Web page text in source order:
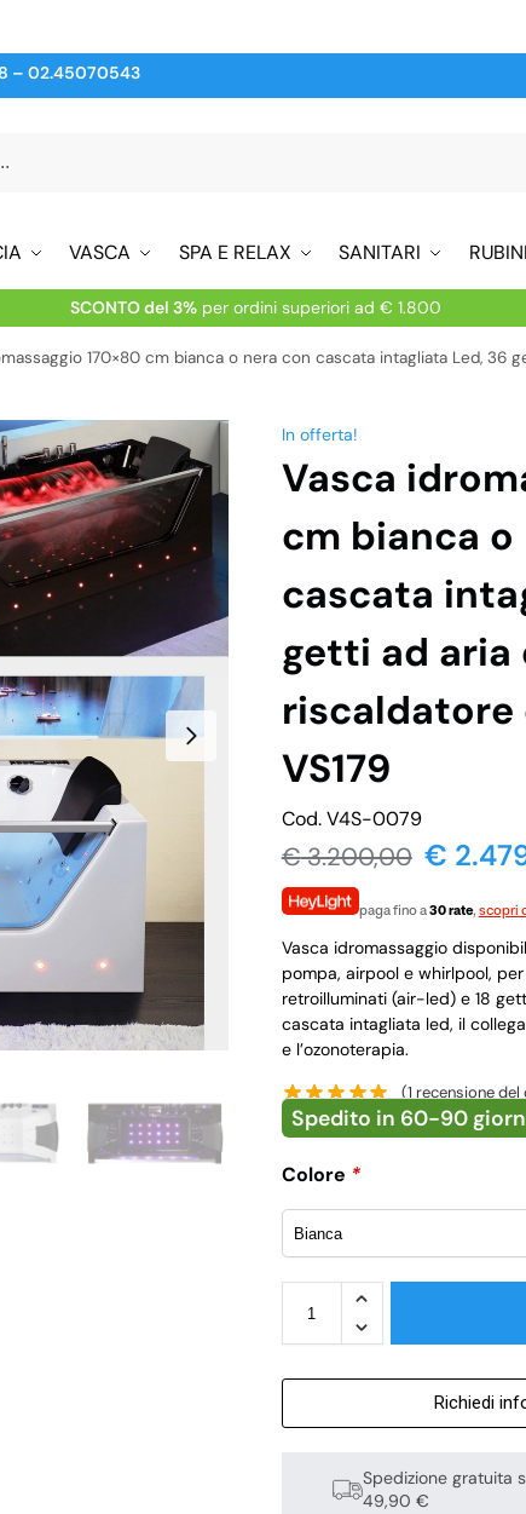
– 02.45070543
VASCA SPA E RELAX SANITARI
SCONTO del 3%per ordini superiori ad € 1.800
170×80 cm bianca o nera con cascata intagliata Led, 36
In offerta!
Vasca
cm bianca o
cascata
getti ad aria
VS179
Cod. V4S-0079
€3.200,00 €
paga fino a30 rate, scopri
Vasca idromassaggio
pompa, airpool e whirlpool,
retroilluminati (air-led) e 18
cascata intagliata led, il
e l’ozonoterapia.
(1 recensione del
Spedito in 60-90
Colore *
Richiedi
Spedizione gratuita
49,90 €